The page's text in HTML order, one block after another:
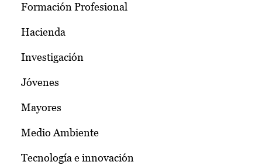
Formación Profesional
Hacienda
Investigación
Jóvenes
Mayores
Medio Ambiente
Tecnología e innovación